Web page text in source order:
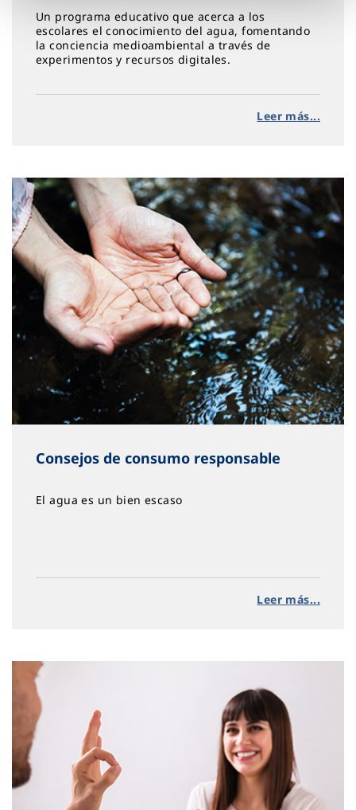
Un programa educativo que acerca a los
escolares el conocimiento del agua, fomentando
la conciencia medioambiental a través de
experimentos y recursos digitales.
Leer más...
Consejos de consumo responsable
El agua es un bien escaso
Leer más...